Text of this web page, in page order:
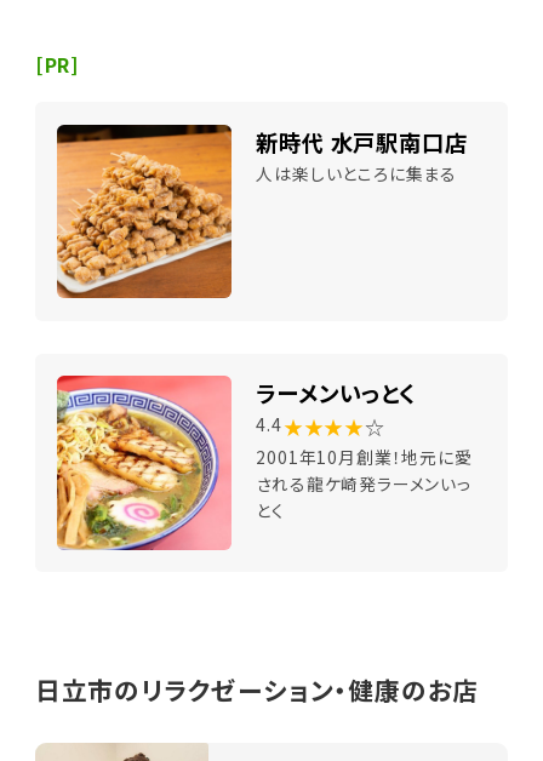
[PR]
新時代 水戸駅南口店
人は楽しいところに集まる
ラーメンいっとく
4.4★★★★☆
2001年10月創業！地元に愛
される龍ケ崎発ラーメンいっ
とく
日立市のリラクゼーション・健康のお店